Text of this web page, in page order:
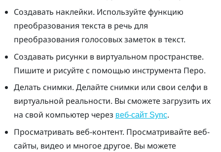
Создавать наклейки. Используйте функцию
преобразования текста в речь для
преобразования голосовых заметок в текст.
Создавать рисунки в виртуальном пространстве.
Пишите и рисуйте с помощью инструмента Перо.
Делать снимки. Делайте снимки или свои селфи в
виртуальной реальности. Вы сможете загрузить их
на свой компьютер через веб-сайт Sync.
Просматривать веб-контент. Просматривайте веб-
сайты, видео и многое другое. Вы можете